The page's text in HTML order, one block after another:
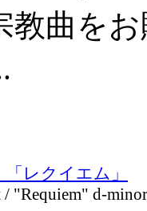
教曲を
レクイエム」
d-minor